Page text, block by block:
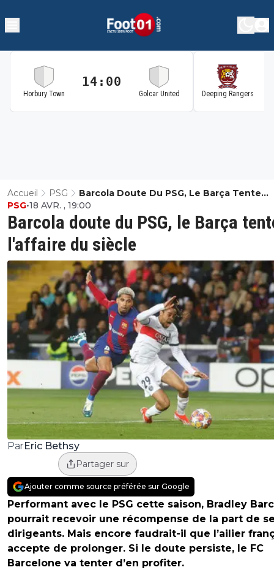
Horbury Town
14:00
Golcar United Deeping Rangers
Accueil PSG
Barcola Doute Du PSG, Le Barça Tente
L'affaire Du Siècle
Barcola doute du PSG, le Barça
l'affaire du siècle
PSG•18 AVR. , 19:00
ParEric Bethsy
Partager sur
Ajouter comme source préférée sur Google
Performant avec le PSG cette saison, Bradley
pourrait recevoir une récompense de la part de
dirigeants. Mais encore faudrait-il que l’ailier
accepte de prolonger. Si le doute persiste, le FC
Barcelone va tenter d’en profiter.